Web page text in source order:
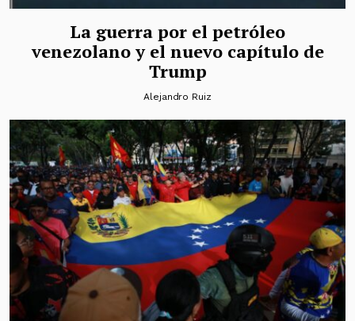
La guerra por el petróleo
venezolano y el nuevo capítulo de
Trump
Alejandro Ruiz